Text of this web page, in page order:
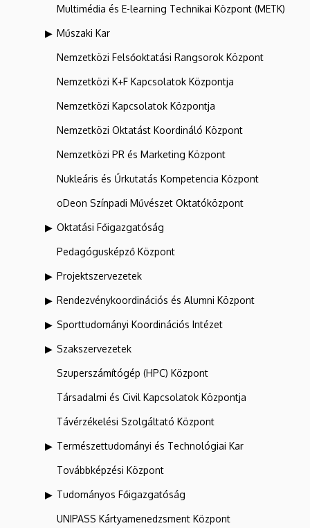
Multimédia és E-learning Technikai Központ (METK)
Műszaki Kar
Nemzetközi Felsőoktatási Rangsorok Központ
Nemzetközi K+F Kapcsolatok Központja
Nemzetközi Kapcsolatok Központja
Nemzetközi Oktatást Koordináló Központ
Nemzetközi PR és Marketing Központ
Nukleáris és Űrkutatás Kompetencia Központ
oDeon Színpadi Művészet Oktatóközpont
Oktatási Főigazgatóság
Pedagógusképző Központ
Projektszervezetek
Rendezvénykoordinációs és Alumni Központ
Sporttudományi Koordinációs Intézet
Szakszervezetek
Szuperszámítógép (HPC) Központ
Társadalmi és Civil Kapcsolatok Központja
Távérzékelési Szolgáltató Központ
Természettudományi és Technológiai Kar
Továbbképzési Központ
Tudományos Főigazgatóság
UNIPASS Kártyamenedzsment Központ